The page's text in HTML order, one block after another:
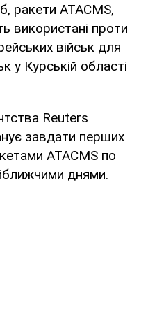
ракети ATACMS,
використані проти
військ для
у Курській області
Reuters
завдати перших
ATACMS по
днями.